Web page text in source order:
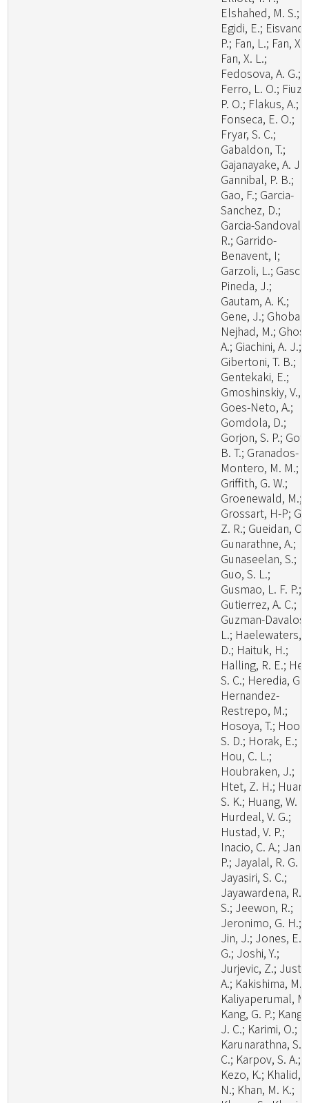
Elshahed, M. S.;
Egidi, E.; Eisvand,
P.; Fan, L.; Fan, X.;
Fan, X. L.;
Fedosova, A. G.;
Ferro, L. O.;
P. O.; Flakus, A.;
Fonseca, E. O.;
Fryar, S. C.;
Gabaldon, T.;
Gajanayake, A. J.;
Gannibal, P. B.;
Gao, F.; Garcia-
Sanchez, D.;
Garcia-Sandoval,
R.; Garrido-
Benavent, I;
Garzoli, L.; Gasca-
Pineda, J.;
Gautam, A. K.;
Gene, J.;
Nejhad, M.;
A.; Giachini, A. J.;
Gibertoni, T. B.;
Gentekaki, E.;
Gmoshinskiy, V.,
Goes-Neto, A.;
Gomdola, D.;
Gorjon, S. P.;
B. T.; Granados-
Montero, M. M.;
Griffith, G. W.;
Groenewald, M.;
Grossart, H-P;
Z. R.; Gueidan, C.;
Gunarathne, A.;
Gunaseelan, S.;
Guo, S. L.;
Gusmao, L. F. P.;
Gutierrez, A. C.;
Guzman-Davalos,
L.; Haelewaters,
D.; Haituk, H.;
Halling, R. E.; He,
S. C.; Heredia, G.;
Hernandez-
Restrepo, M.;
Hosoya, T.; Hoog,
S. D.; Horak, E.;
Hou, C. L.;
Houbraken, J.;
Htet, Z. H.;
S. K.; Huang, W.
Hurdeal, V. G.;
Hustad, V. P.;
Inacio, C. A.;
P.; Jayalal, R. G.
Jayasiri, S. C.;
Jayawardena, R.
S.; Jeewon, R.;
Jeronimo, G. H.;
Jin, J.; Jones, E.
G.; Joshi, Y.;
Jurjevic, Z.;
A.; Kakishima, M.;
Kaliyaperumal,
Kang, G. P.; Kang,
J. C.; Karimi, O.;
Karunarathna, S.
C.; Karpov, S. A.;
Kezo, K.; Khalid,
N.; Khan, M. K.;